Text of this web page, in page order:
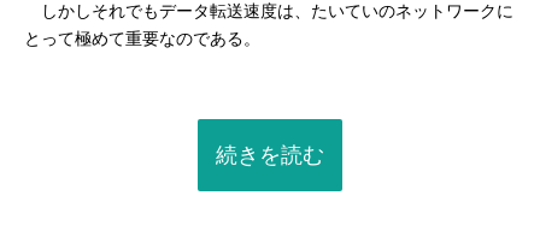
しかしそれでもデータ転送速度は、たいていのネットワークに
とって極めて重要なのである。
続きを読む